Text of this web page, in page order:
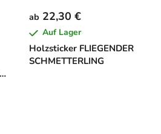
Holzsticker FLIEGENDER
SCHMETTERLING
ab 22,30 €
Auf Lager